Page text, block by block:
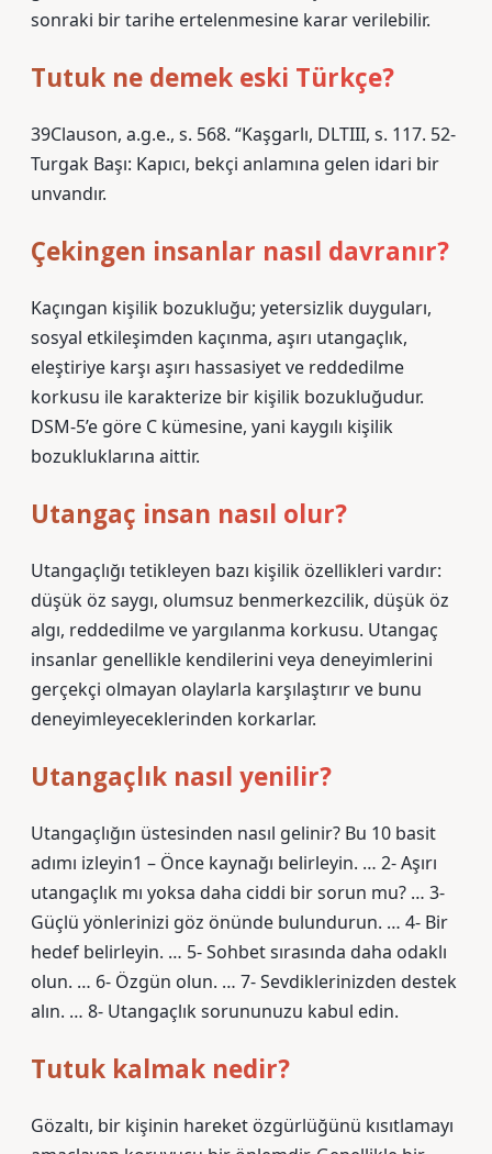
sonraki bir tarihe ertelenmesine karar verilebilir.
Tutuk ne demek eski Türkçe?
39Clauson, a.g.e., s. 568. “Kaşgarlı, DLTIII, s. 117. 52-
Turgak Başı: Kapıcı, bekçi anlamına gelen idari bir
unvandır.
Çekingen insanlar nasıl davranır?
Kaçıngan kişilik bozukluğu; yetersizlik duyguları,
sosyal etkileşimden kaçınma, aşırı utangaçlık,
eleştiriye karşı aşırı hassasiyet ve reddedilme
korkusu ile karakterize bir kişilik bozukluğudur.
DSM-5’e göre C kümesine, yani kaygılı kişilik
bozukluklarına aittir.
Utangaç insan nasıl olur?
Utangaçlığı tetikleyen bazı kişilik özellikleri vardır:
düşük öz saygı, olumsuz benmerkezcilik, düşük öz
algı, reddedilme ve yargılanma korkusu. Utangaç
insanlar genellikle kendilerini veya deneyimlerini
gerçekçi olmayan olaylarla karşılaştırır ve bunu
deneyimleyeceklerinden korkarlar.
Utangaçlık nasıl yenilir?
Utangaçlığın üstesinden nasıl gelinir? Bu 10 basit
adımı izleyin1 – Önce kaynağı belirleyin. … 2- Aşırı
utangaçlık mı yoksa daha ciddi bir sorun mu? … 3-
Güçlü yönlerinizi göz önünde bulundurun. … 4- Bir
hedef belirleyin. … 5- Sohbet sırasında daha odaklı
olun. … 6- Özgün olun. … 7- Sevdiklerinizden destek
alın. … 8- Utangaçlık sorununuzu kabul edin.
Tutuk kalmak nedir?
Gözaltı, bir kişinin hareket özgürlüğünü kısıtlamayı